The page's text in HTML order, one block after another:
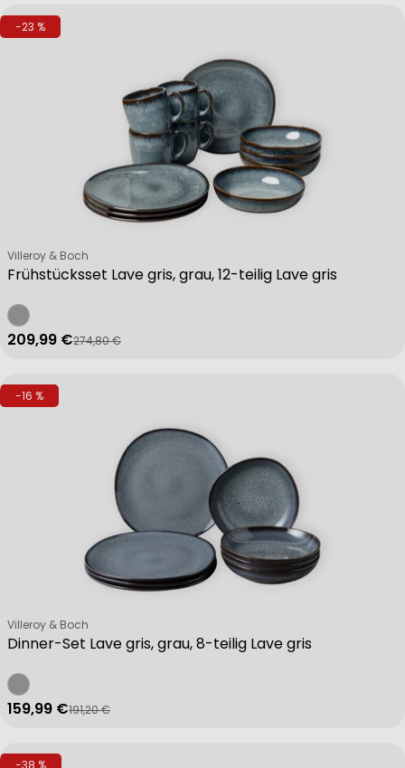
-23 %
Frühstücksset Lave gris, grau, 12-teilig Lave gris
Verkäufer:
Villeroy & Boch
Verkaufspreis
209,99 €
Regulärer Preis
274,80 €
-16 %
Dinner-Set Lave gris, grau, 8-teilig Lave gris
Verkäufer:
Villeroy & Boch
Verkaufspreis
159,99 €
Regulärer Preis
191,20 €
-38 %